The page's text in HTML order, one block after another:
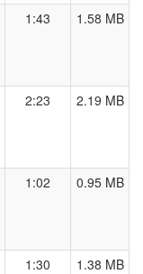
1:43 1.58 MB
2:23 2.19 MB
1:02 0.95 MB
1:30 1.38 MB